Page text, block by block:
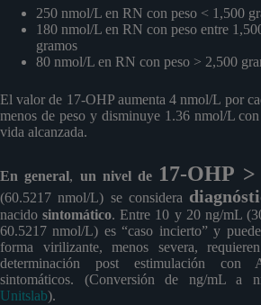
250 nmol/L en RN con peso < 1,500
180 nmol/L en RN con peso entre
gramos
80 nmol/L en RN con peso > 2,500
El valor de 17-OHP aumenta 4 nmol/L por
menos de peso y disminuye 1.36 nmol/L con
vida alcanzada.
En general, un nivel de 17-OHP
(60.5217 nmol/L) se considera
nacidosintomático. Entre 10 y 20 ng/mL
60.5217 nmol/L) es “caso incierto” y
forma virilizante, menos severa,
determinación post estimulación
sintomáticos. (Conversión de ng/mL a
Unitslab).